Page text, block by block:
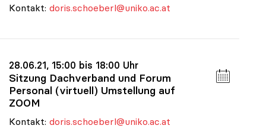
Kontakt: doris.schoeberl@uniko.ac.at
28.06.21, 15:00 bis 18:00 Uhr
Sitzung Dachverband und Forum
Personal (virtuell) Umstellung auf
ZOOM
Kontakt: doris.schoeberl@uniko.ac.at